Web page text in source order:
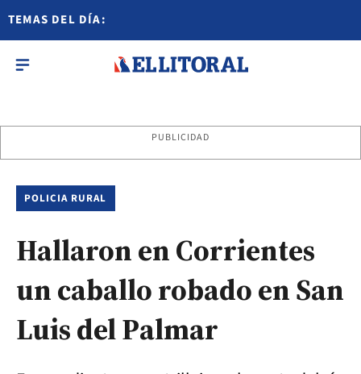
TEMAS DEL DÍA:
PUBLICIDAD
POLICIA RURAL
Hallaron en Corrientes
un caballo robado en San
Luis del Palmar